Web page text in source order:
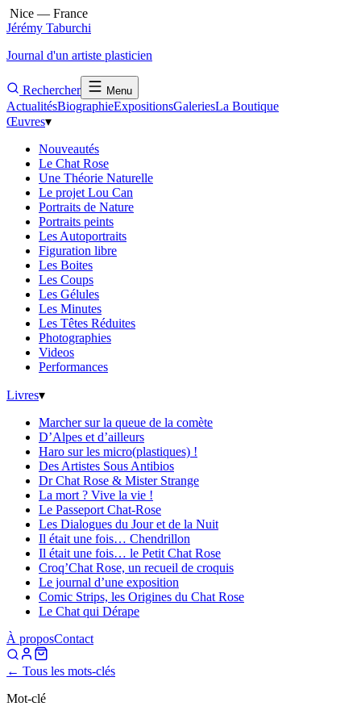
Nice — France
Jérémy Taburchi
Journal d'un artiste plasticien
Rechercher Menu
ActualitésBiographieExpositionsGaleriesLa Boutique
Œuvres▾
Nouveautés
Le Chat Rose
Une Théorie Naturelle
Le projet Lou Can
Portraits de Nature
Portraits peints
Les Autoportraits
Figuration libre
Les Boites
Les Coups
Les Gélules
Les Minutes
Les Têtes Réduites
Photographies
Videos
Performances
Livres▾
Marcher sur la queue de la comète
D’Alpes et d’ailleurs
Haro sur les micro(plastiques) !
Des Artistes Sous Antibios
Dr Chat Rose & Mister Strange
La mort ? Vive la vie !
Le Passeport Chat-Rose
Les Dialogues du Jour et de la Nuit
Il était une fois… Chendrillon
Il était une fois… le Petit Chat Rose
Croq’Chat Rose, un recueil de croquis
Le journal d’une exposition
Comic Strips, les Origines du Chat Rose
Le Chat qui Dérape
À proposContact
← Tous les mots-clés
Mot-clé